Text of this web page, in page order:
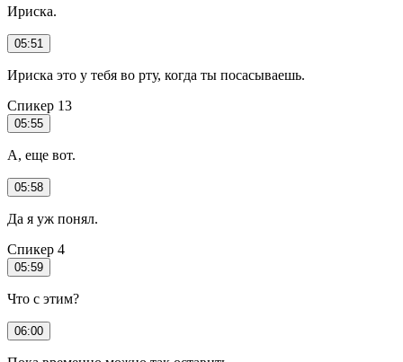
Ириска.
05:51
Ириска это у тебя во рту, когда ты посасываешь.
Спикер 13
05:55
А, еще вот.
05:58
Да я уж понял.
Спикер 4
05:59
Что с этим?
06:00